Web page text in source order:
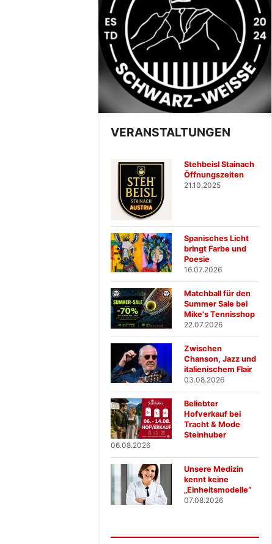
VERANSTALTUNGEN
Stehbeisl Stainach
Öffnungszeiten
21.10.2025
Spanisches Licht
bringt Farbe und
Poesie
16.07.2026
Matchball für den
Summer Sale bei
Mike's Tennisshop
22.07.2026
Zwischen
Chanson, Jazz und
italienischem Flair
03.08.2026
Beliebter
Hofverkauf bei
Tracht & Mode
Steinhuber
06.08.2026
Unsere Medizin
kennt keine
„Einheitsmodelle“
07.08.2026